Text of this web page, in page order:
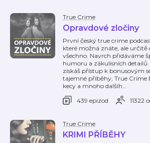
True Crime
Opravdové zločiny
První český true crime
které možná znáte, ale určitě
všechno. Navrch přidáváme
humoru a zákulisních
získáš přístup k bonusovým
tajemné příběhy, True Crime
kecy a mnoho dalšíh…
439 epizod
11322
True Crime
KRIMI PŘÍBĚHY